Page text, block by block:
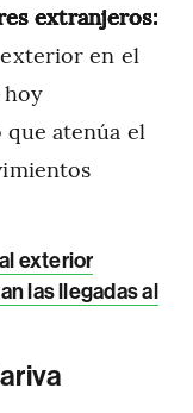
extranjeros:
en el
hoy
que atenúa el
exterior
las llegadas al